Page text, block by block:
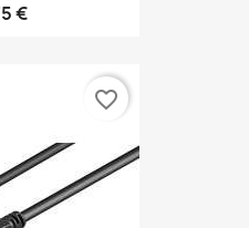
€
favorite_border